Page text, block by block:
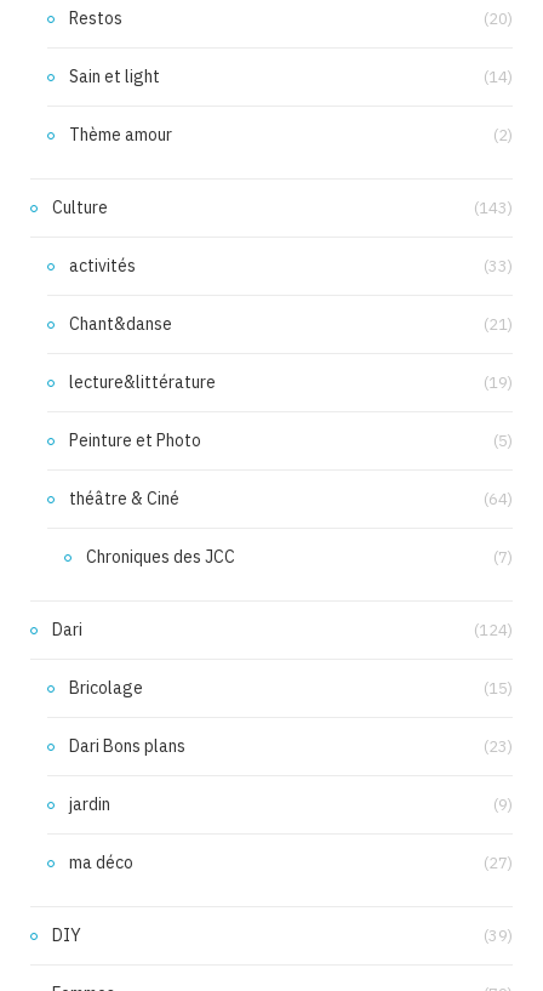
Restos (20)
Sain et light (14)
Thème amour (2)
Culture (143)
activités (33)
Chant&danse (21)
lecture&littérature (19)
Peinture et Photo (5)
théâtre & Ciné (64)
Chroniques des JCC (7)
Dari (124)
Bricolage (15)
Dari Bons plans (23)
jardin (9)
ma déco (27)
DIY (39)